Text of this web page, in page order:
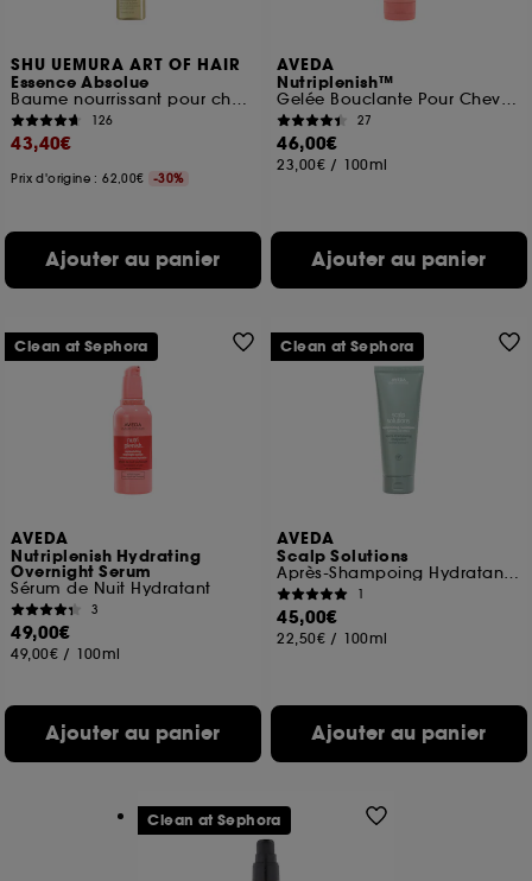
SHU UEMURA ART OF HAIR
Essence Absolue
Baume nourrissant pour cheveux et corps
126
43,40€
Prix d'origine : 62,00€ -30%
Ajouter au panier
AVEDA
Nutriplenish™
Gelée Bouclante Pour Cheveux
27
46,00€
23,00€ / 100ml
Ajouter au panier
AVEDA
Nutriplenish Hydrating
Overnight Serum
Sérum de Nuit Hydratant
3
49,00€
49,00€ / 100ml
Ajouter au panier
Clean at Sephora
AVEDA
Scalp Solutions
Après-Shampoing Hydratant Et Revigorant
1
45,00€
22,50€ / 100ml
Ajouter au panier
Clean at Sephora
Clean at Sephora